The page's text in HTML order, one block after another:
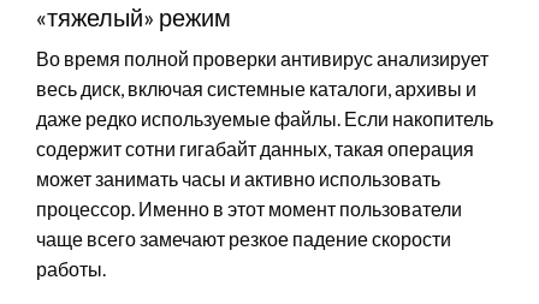
«тяжелый» режим
Во время полной проверки антивирус анализирует
весь диск, включая системные каталоги, архивы и
даже редко используемые файлы. Если накопитель
содержит сотни гигабайт данных, такая операция
может занимать часы и активно использовать
процессор. Именно в этот момент пользователи
чаще всего замечают резкое падение скорости
работы.